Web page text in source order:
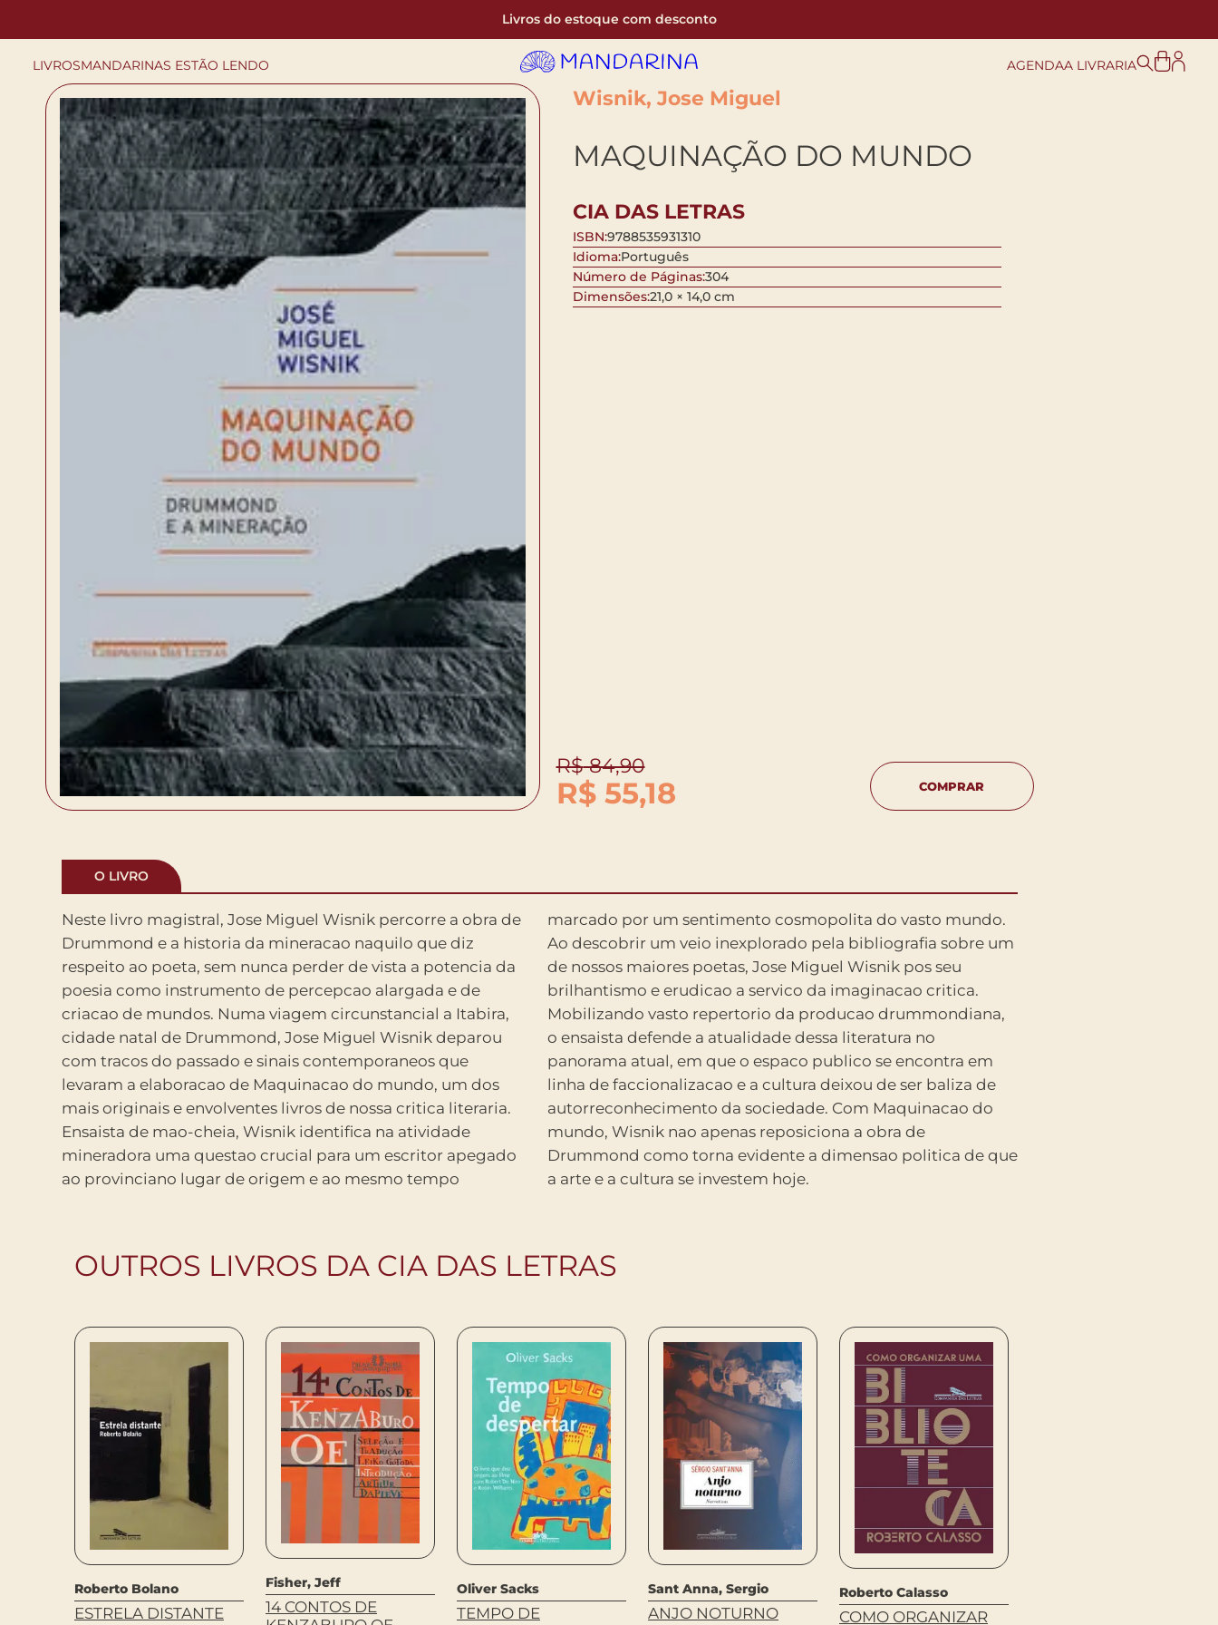
Livros do estoque com desconto
LIVROSMANDARINAS ESTÃO LENDO AGENDAA LIVRARIA
Wisnik, Jose Miguel
MAQUINAÇÃO DO MUNDO
CIA DAS LETRAS
ISBN:9788535931310
Idioma:Português
Número de Páginas:304
Dimensões:21,0 × 14,0 cm
R$84,90
R$55,18 COMPRAR
O LIVRO
Neste livro magistral, Jose Miguel Wisnik percorre a obra de
Drummond e a historia da mineracao naquilo que diz
respeito ao poeta, sem nunca perder de vista a potencia da
poesia como instrumento de percepcao alargada e de
criacao de mundos. Numa viagem circunstancial a Itabira,
cidade natal de Drummond, Jose Miguel Wisnik deparou
com tracos do passado e sinais contemporaneos que
levaram a elaboracao de Maquinacao do mundo, um dos
mais originais e envolventes livros de nossa critica literaria.
Ensaista de mao-cheia, Wisnik identifica na atividade
mineradora uma questao crucial para um escritor apegado
ao provinciano lugar de origem e ao mesmo tempo
marcado por um sentimento cosmopolita do vasto mundo.
Ao descobrir um veio inexplorado pela bibliografia sobre um
de nossos maiores poetas, Jose Miguel Wisnik pos seu
brilhantismo e erudicao a servico da imaginacao critica.
Mobilizando vasto repertorio da producao drummondiana,
o ensaista defende a atualidade dessa literatura no
panorama atual, em que o espaco publico se encontra em
linha de faccionalizacao e a cultura deixou de ser baliza de
autorreconhecimento da sociedade. Com Maquinacao do
mundo, Wisnik nao apenas reposiciona a obra de
Drummond como torna evidente a dimensao politica de que
a arte e a cultura se investem hoje.
OUTROS LIVROS DA CIA DAS LETRAS
Roberto Bolano
ESTRELA DISTANTE
Fisher, Jeff
14 CONTOS DE
Oliver Sacks
TEMPO DE
Sant Anna, Sergio
ANJO NOTURNO
Roberto Calasso
COMO ORGANIZAR